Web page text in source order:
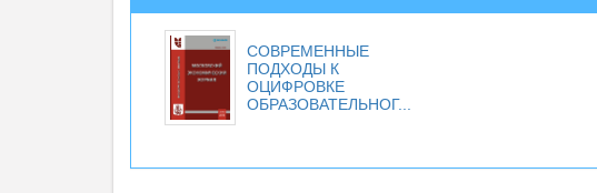
СОВРЕМЕННЫЕ
ПОДХОДЫ К
ОЦИФРОВКЕ
ОБРАЗОВАТЕЛЬНОГ...